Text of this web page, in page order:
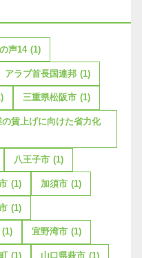
声14 (1)
アラブ首長国連邦 (1)
三重県松阪市 (1)
賃上げに向けた省力化
八王子市 (1)
(1) 加須市 (1)
(1)
(1) 宜野湾市 (1)
(1) 山口県萩市 (1)